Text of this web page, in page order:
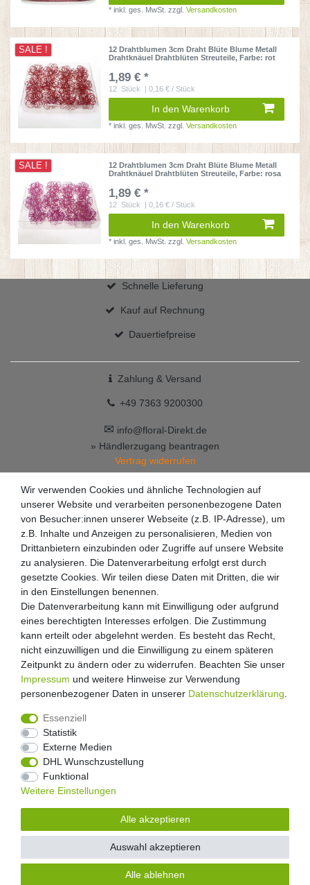
*inkl. ges. MwSt. zzgl.Versandkosten
SALE !
12 Drahtblumen 3cm Draht Blüte Blume Metall
Drahtknäuel Drahtblüten Streuteile, Farbe: rot
1,89 € *
12 Stück | 0,16 € / Stück
In den Warenkorb
*inkl. ges. MwSt. zzgl.Versandkosten
SALE !
12 Drahtblumen 3cm Draht Blüte Blume Metall
Drahtknäuel Drahtblüten Streuteile, Farbe: rosa
1,89 € *
12 Stück | 0,16 € / Stück
In den Warenkorb
*inkl. ges. MwSt. zzgl.Versandkosten
Schnelle Lieferung
Kauf auf Rechnung
Dauertiefpreise
Zahlung & Versand
+49 7363 9200300
✉ info@floral-Direkt.de
» Händlerzugang beantragen
Vertrag widerrufen
Widerrufs­recht Widerrufs­formular
Daten­schutz­erklärung
© Copyright 2026 Floral-Direkt Alle Rechte vorbehalten.
Wir verwenden Cookies und ähnliche Technologien auf
unserer Website und verarbeiten personenbezogene Daten
von Besucher:innen unserer Webseite (z.B. IP-Adresse), um
z.B. Inhalte und Anzeigen zu personalisieren, Medien von
Drittanbietern einzubinden oder Zugriffe auf unsere Website
zu analysieren. Die Datenverarbeitung erfolgt erst durch
gesetzte Cookies. Wir teilen diese Daten mit Dritten, die wir
in den Einstellungen benennen.
Die Datenverarbeitung kann mit Einwilligung oder aufgrund
eines berechtigten Interesses erfolgen. Die Zustimmung
kann erteilt oder abgelehnt werden. Es besteht das Recht,
nicht einzuwilligen und die Einwilligung zu einem späteren
Zeitpunkt zu ändern oder zu widerrufen. Beachten Sie unser
Impressum und weitere Hinweise zur Verwendung
personenbezogener Daten in unserer Daten­schutz­erklärung
Essenziell
Statistik
Externe Medien
DHL Wunschzustellung
Funktional
Weitere Einstellungen
Alle akzeptieren
Alle ablehnen
Auswahl akzeptieren